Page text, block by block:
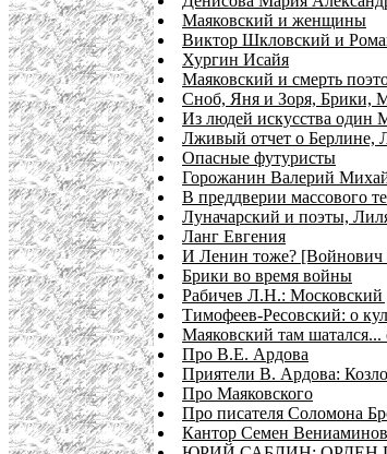
Маяковский и женщины
Виктор Шкловский и
Хургин Исайя
Маяковский и смерть
Сноб, Яня и Зоря, Брики,
Из людей искусства один
Лживый отчет о Берлине,
Опасные футуристы
Горожанин Валерий
В преддверии массового
Луначарский и поэты,
Ланг Евгения
И Ленин тоже?
Брики во время войны
Рабичев Л.Н.: Московский
Тимофеев-Ресовский: о
Маяковский там
Про В.Е. Ардова
Приятели В. Ардова:
Про Маяковского
Про писателя Соломона
Кантор Семен